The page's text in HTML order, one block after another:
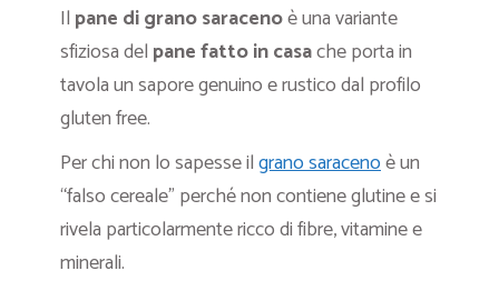
Il pane di grano saracenoè una variante
sfiziosa del pane fatto in casache porta in
tavola un sapore genuino e rustico dal profilo
gluten free.
Per chi non lo sapesse ilgrano saracenoè un
“falso cereale” perché non contiene glutine e si
rivela particolarmente ricco di fibre, vitamine e
minerali.